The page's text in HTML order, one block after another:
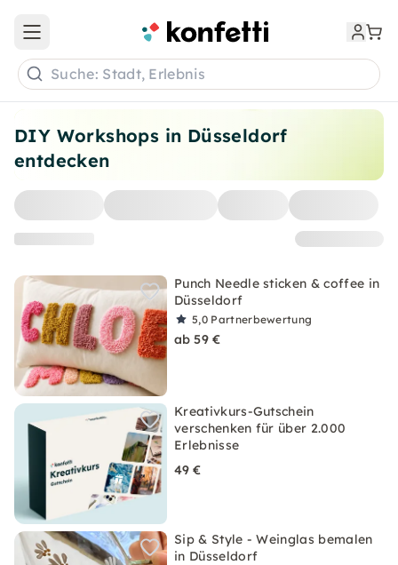
DIY Workshops in Düsseldorf
entdecken
Punch Needle sticken & coffee in
Düsseldorf
5,0 Partnerbewertung
ab 59 €
Kreativkurs-Gutschein
verschenken für über 2.000
Erlebnisse
49 €
Sip & Style - Weinglas bemalen
in Düsseldorf
Open main menu
Suche: Stadt, Erlebnis